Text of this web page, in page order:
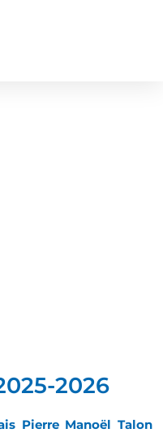
2026
Pierre Manoël Talon